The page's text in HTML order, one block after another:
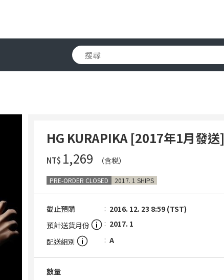
HG KURAPIKA [2017年1月發送]
NT$ ‌1,269 （含税）
PRE-ORDER CLOSED 2017. 1 SHIPS
截止預購
2016. 12. 23 8:59 (TST)
預計送貨月份
2017. 1
配送組別
A
數量